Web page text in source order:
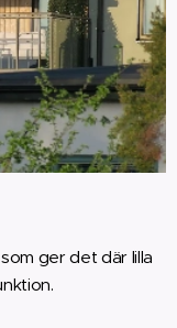
ger det där lilla